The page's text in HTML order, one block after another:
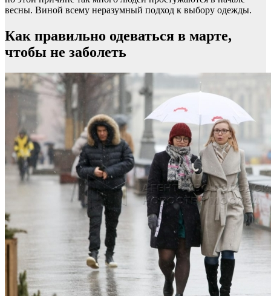
весны. Виной всему неразумный подход к выбору одежды.
Как правильно одеваться в марте,
чтобы не заболеть